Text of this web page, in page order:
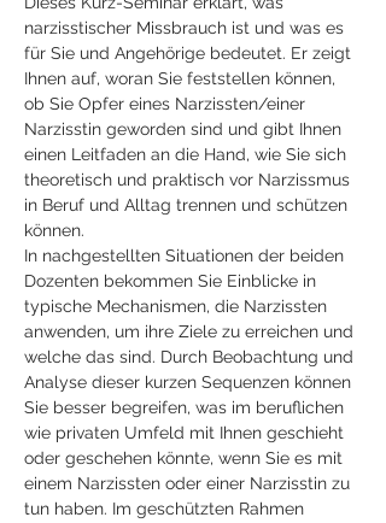
narzisstischer Missbrauch ist und was es
für Sie und Angehörige bedeutet. Er zeigt
Ihnen auf, woran Sie feststellen können,
ob Sie Opfer eines Narzissten/einer
Narzisstin geworden sind und gibt Ihnen
einen Leitfaden an die Hand, wie Sie sich
theoretisch und praktisch vor Narzissmus
in Beruf und Alltag trennen und schützen
können.
In nachgestellten Situationen der beiden
Dozenten bekommen Sie Einblicke in
typische Mechanismen, die Narzissten
anwenden, um ihre Ziele zu erreichen und
welche das sind. Durch Beobachtung und
Analyse dieser kurzen Sequenzen können
Sie besser begreifen, was im beruflichen
wie privaten Umfeld mit Ihnen geschieht
oder geschehen könnte, wenn Sie es mit
einem Narzissten oder einer Narzisstin zu
tun haben. Im geschützten Rahmen